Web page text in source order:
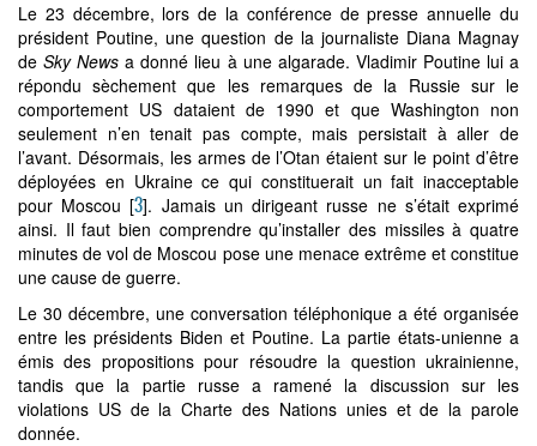
Le 23 décembre, lors de la conférence de presse annuelle du
président Poutine, une question de la journaliste Diana Magnay
deSky News a donné lieu à une algarade. Vladimir Poutine lui a
répondu sèchement que les remarques de la Russie sur le
comportement US dataient de 1990 et que Washington non
seulement n’en tenait pas compte, mais persistait à aller de
l’avant. Désormais, les armes de l’Otan étaient sur le point d’être
déployées en Ukraine ce qui constituerait un fait inacceptable
pour Moscou [3]. Jamais un dirigeant russe ne s’était exprimé
ainsi. Il faut bien comprendre qu’installer des missiles à quatre
minutes de vol de Moscou pose une menace extrême et constitue
une cause de guerre.
Le 30 décembre, une conversation téléphonique a été organisée
entre les présidents Biden et Poutine. La partie états-unienne a
émis des propositions pour résoudre la question ukrainienne,
tandis que la partie russe a ramené la discussion sur les
violations US de la Charte des Nations unies et de la parole
donnée.